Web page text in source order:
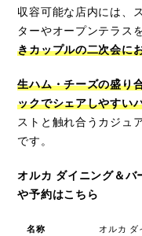
収容可能な店内には、
ターやオープンテラス
きカップルの二次会に
生ハム・チーズの盛り
ックでシェアしやすい
ストと触れ合うカジュ
です。
オルカ ダイニング＆
や予約はこちら
名称 オルカ ダ